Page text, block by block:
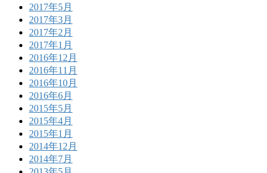
2017年5月
2017年3月
2017年2月
2017年1月
2016年12月
2016年11月
2016年10月
2016年6月
2015年5月
2015年4月
2015年1月
2014年12月
2014年7月